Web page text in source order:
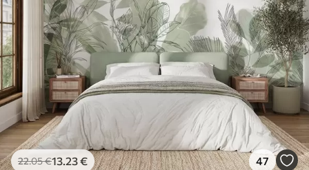
22.05€13 .23€ 47